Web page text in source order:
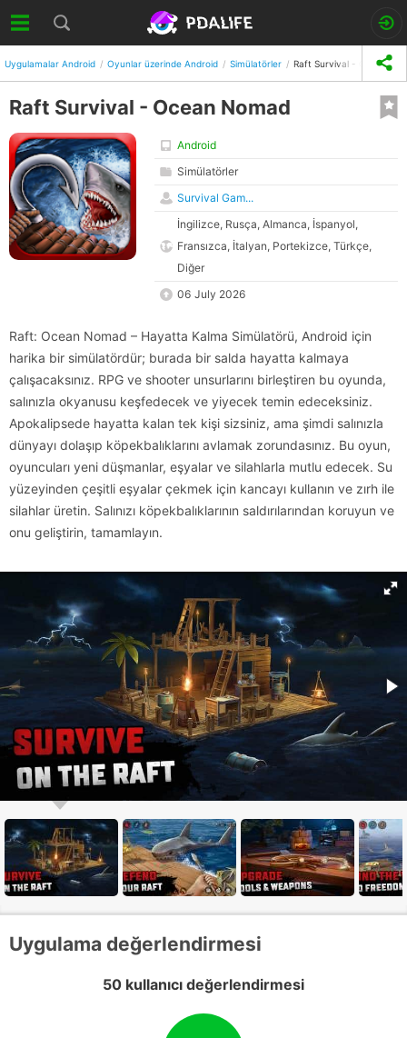
Uygulamalar Android Oyunlar üzerinde Android Simülatörler Raft Survival - Ocean
Raft Survival - Ocean Nomad
Android
Simülatörler
Survival Gam...
İngilizce, Rusça, Almanca, İspanyol,
Fransızca, İtalyan, Portekizce, Türkçe,
Diğer
06 July 2026
Raft: Ocean Nomad – Hayatta Kalma Simülatörü, Android için
harika bir simülatördür; burada bir salda hayatta kalmaya
çalışacaksınız. RPG ve shooter unsurlarını birleştiren bu oyunda,
salınızla okyanusu keşfedecek ve yiyecek temin edeceksiniz.
Apokalipsede hayatta kalan tek kişi sizsiniz, ama şimdi salınızla
dünyayı dolaşıp köpekbalıklarını avlamak zorundasınız. Bu oyun,
oyuncuları yeni düşmanlar, eşyalar ve silahlarla mutlu edecek. Su
yüzeyinden çeşitli eşyalar çekmek için kancayı kullanın ve zırh ile
silahlar üretin. Salınızı köpekbalıklarının saldırılarından koruyun ve
onu geliştirin, tamamlayın.
Uygulama değerlendirmesi
50 kullanıcı değerlendirmesi